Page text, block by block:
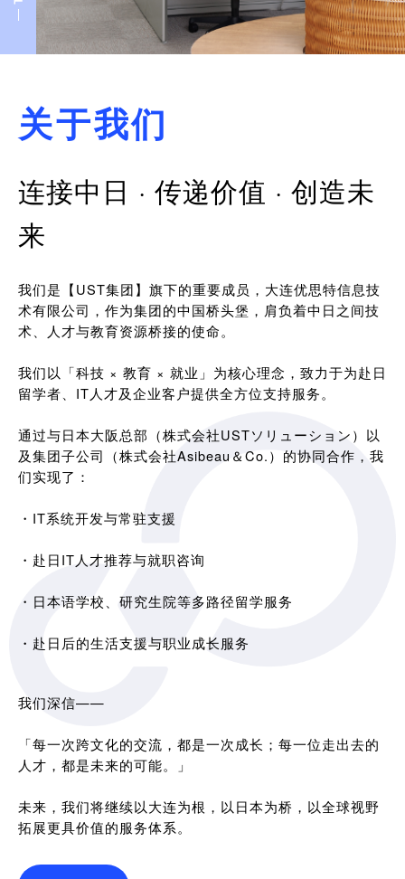
关于我们
连接中日 · 传递价值 · 创造未
来
我们是【UST集团】旗下的重要成员，大连优思特信息技
术有限公司，作为集团的中国桥头堡，肩负着中日之间技
术、人才与教育资源桥接的使命。
我们以「科技 × 教育 × 就业」为核心理念，致力于为赴日
留学者、IT人才及企业客户提供全方位支持服务。
通过与日本大阪总部（株式会社USTソリューション）以
及集团子公司（株式会社Asibeau＆Co.）的协同合作，我
们实现了：
・IT系统开发与常驻支援
・赴日IT人才推荐与就职咨询
・日本语学校、研究生院等多路径留学服务
・赴日后的生活支援与职业成长服务
我们深信——
「每一次跨文化的交流，都是一次成长；每一位走出去的
人才，都是未来的可能。」
未来，我们将继续以大连为根，以日本为桥，以全球视野
拓展更具价值的服务体系。